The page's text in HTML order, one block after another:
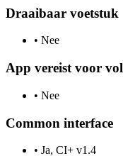
Draaibaar voetstuk
• Nee
App vereist voor
• Nee
Common interface
• Ja, CI+ v1.4